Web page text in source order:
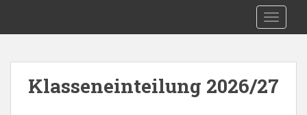
i
Klasseneinteilung 2026/27